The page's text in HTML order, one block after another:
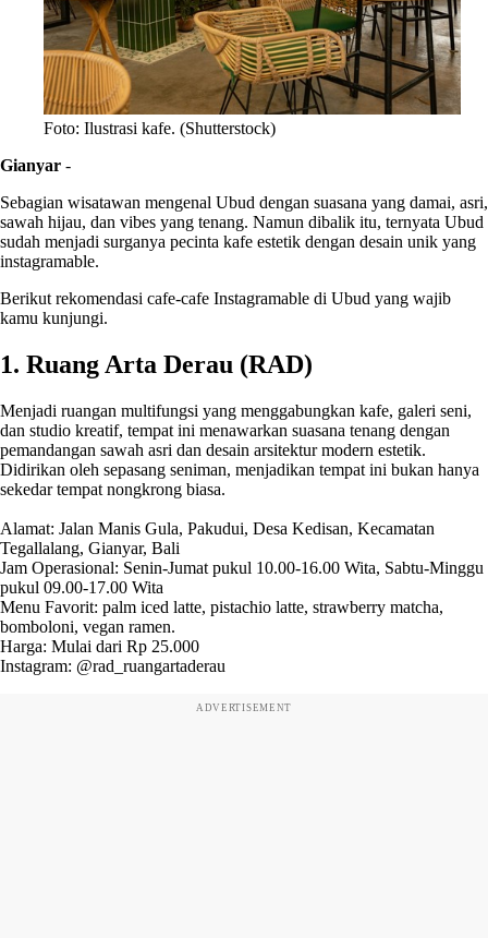
Foto: Ilustrasi kafe. (Shutterstock)
Gianyar -
Sebagian wisatawan mengenal Ubud dengan suasana yang damai, asri,
sawah hijau, dan vibes yang tenang. Namun dibalik itu, ternyata Ubud
sudah menjadi surganya pecinta kafe estetik dengan desain unik yang
instagramable.
Berikut rekomendasi cafe-cafe Instagramable di Ubud yang wajib
kamu kunjungi.
1. Ruang Arta Derau (RAD)
Menjadi ruangan multifungsi yang menggabungkan kafe, galeri seni,
dan studio kreatif, tempat ini menawarkan suasana tenang dengan
pemandangan sawah asri dan desain arsitektur modern estetik.
Didirikan oleh sepasang seniman, menjadikan tempat ini bukan hanya
sekedar tempat nongkrong biasa.
Alamat: Jalan Manis Gula, Pakudui, Desa Kedisan, Kecamatan
Tegallalang, Gianyar, Bali
Jam Operasional: Senin-Jumat pukul 10.00-16.00 Wita, Sabtu-Minggu
pukul 09.00-17.00 Wita
Menu Favorit: palm iced latte, pistachio latte, strawberry matcha,
bomboloni, vegan ramen.
Harga: Mulai dari Rp 25.000
Instagram: @rad_ruangartaderau
ADVERTISEMENT